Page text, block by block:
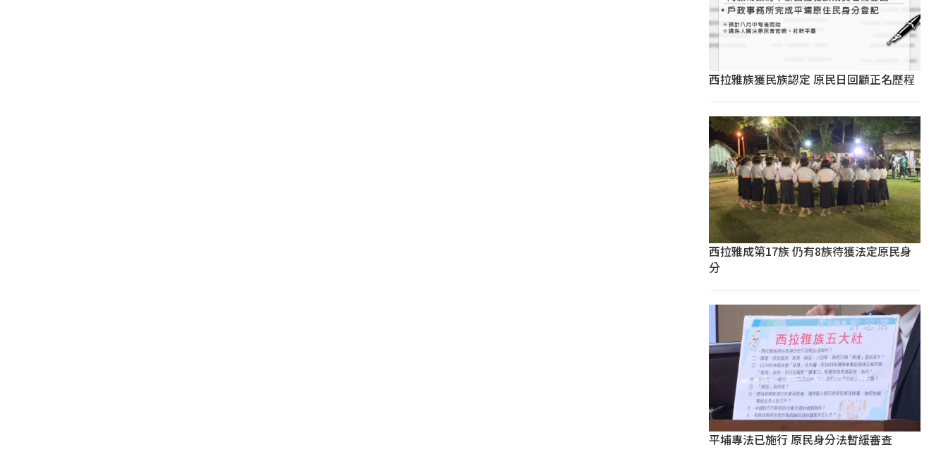
西拉雅族獲民族認定 原民日回顧正名歷程
西拉雅成第17族 仍有8族待獲法定原民身
分
平埔專法已施行 原民身分法暫緩審查